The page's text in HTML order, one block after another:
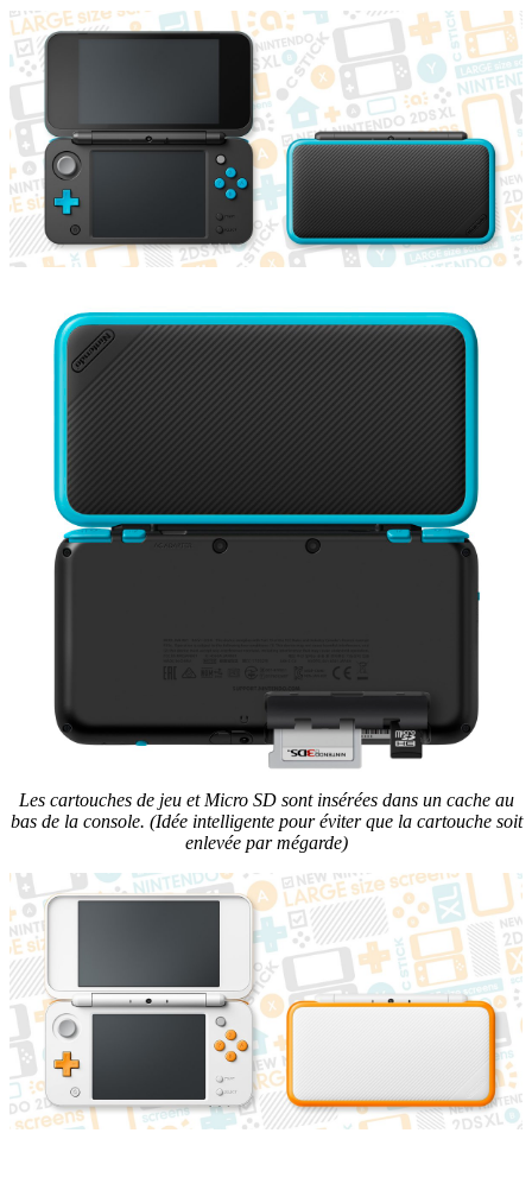
Les cartouches de jeu et Micro SD sont insérées dans un cache au
bas de la console. (Idée intelligente pour éviter que la cartouche soit
enlevée par mégarde)